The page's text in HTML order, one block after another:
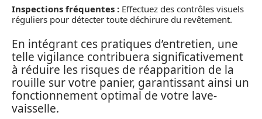
Inspections fréquentes : Effectuez des contrôles visuels
réguliers pour détecter toute déchirure du revêtement.
En intégrant ces pratiques d’entretien, une
telle vigilance contribuera significativement
à réduire les risques de réapparition de la
rouille sur votre panier, garantissant ainsi un
fonctionnement optimal de votre lave-
vaisselle.